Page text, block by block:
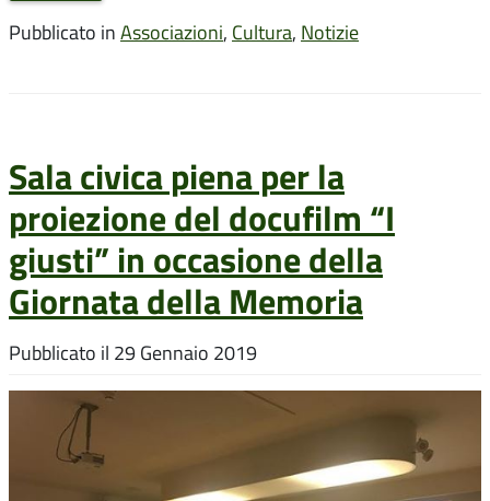
Pubblicato in Associazioni, Cultura, Notizie
Sala civica piena per la
proiezione del docufilm “I
giusti” in occasione della
Giornata della Memoria
Pubblicato il 29 Gennaio 2019